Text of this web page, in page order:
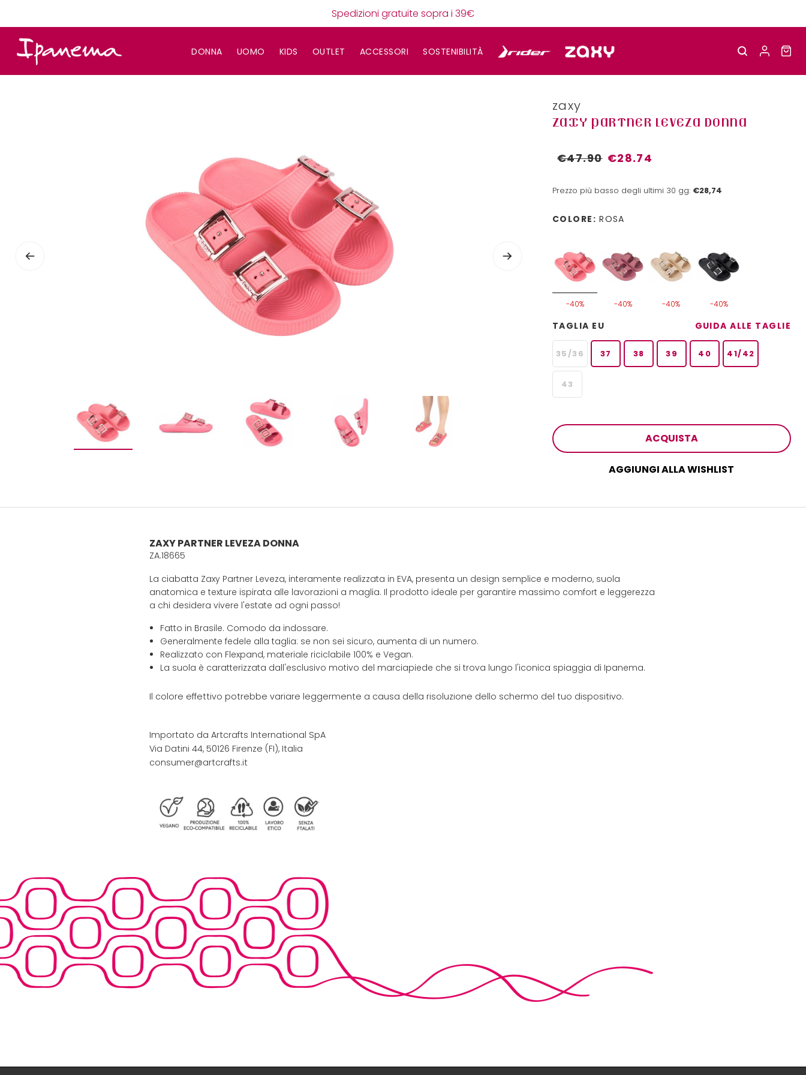
Spedizioni gratuite sopra i 39€
DONNA UOMO KIDS OUTLET ACCESSORI SOSTENIBILITÀ
zaxy
ZAXY PARTNER LEVEZA DONNA
€47.90 €28.74
Prezzo più basso degli ultimi 30 gg: €28,74
COLORE: ROSA
-40% -40% -40% -40%
TAGLIA EU GUIDA ALLE TAGLIE
35/36 37 38 39 40 41/42
43
ACQUISTA
AGGIUNGI ALLA WISHLIST
ZAXY PARTNER LEVEZA DONNA
ZA.18665
La ciabatta Zaxy Partner Leveza, interamente realizzata in EVA, presenta un design semplice e moderno, suola
anatomica e texture ispirata alle lavorazioni a maglia. Il prodotto ideale per garantire massimo comfort e leggerezza
a chi desidera vivere l'estate ad ogni passo!
Fatto in Brasile. Comodo da indossare.
Generalmente fedele alla taglia: se non sei sicuro, aumenta di un numero.
Realizzato con Flexpand, materiale riciclabile 100% e Vegan.
La suola è caratterizzata dall'esclusivo motivo del marciapiede che si trova lungo l'iconica spiaggia di Ipanema.
Il colore effettivo potrebbe variare leggermente a causa della risoluzione dello schermo del tuo dispositivo.
Importato da Artcrafts International SpA
Via Datini 44, 50126 Firenze (FI), Italia
consumer@artcrafts.it